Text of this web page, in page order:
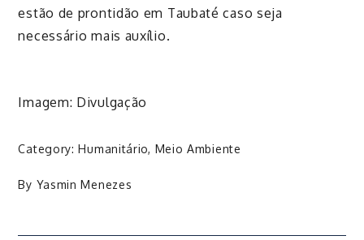
estão de prontidão em Taubaté caso seja
necessário mais auxílio.
Imagem: Divulgação
Category: Humanitário, Meio Ambiente
By Yasmin Menezes